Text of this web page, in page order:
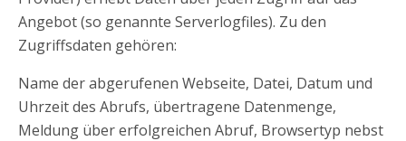
Angebot (so genannte Serverlogfiles). Zu den
Zugriffsdaten gehören:
Name der abgerufenen Webseite, Datei, Datum und
Uhrzeit des Abrufs, übertragene Datenmenge,
Meldung über erfolgreichen Abruf, Browsertyp nebst